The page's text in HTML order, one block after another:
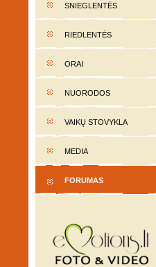
SNIEGLENTĖS
RIEDLENTĖS
ORAI
NUORODOS
VAIKŲ STOVYKLA
MEDIA
FORUMAS